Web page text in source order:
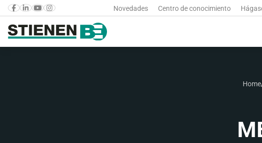
Novedades Centro de conocimiento
Home